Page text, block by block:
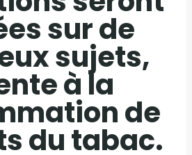
sur de
sujets,
à la
de
du tabac.